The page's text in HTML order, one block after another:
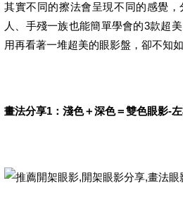
其實不同的擦法會呈現不同的感覺
人、手殘一族也能簡單學會的3款超
用再看著一堆超美的眼影盤，卻不知
畫法分享1：淺色＋深色＝雙色眼影-